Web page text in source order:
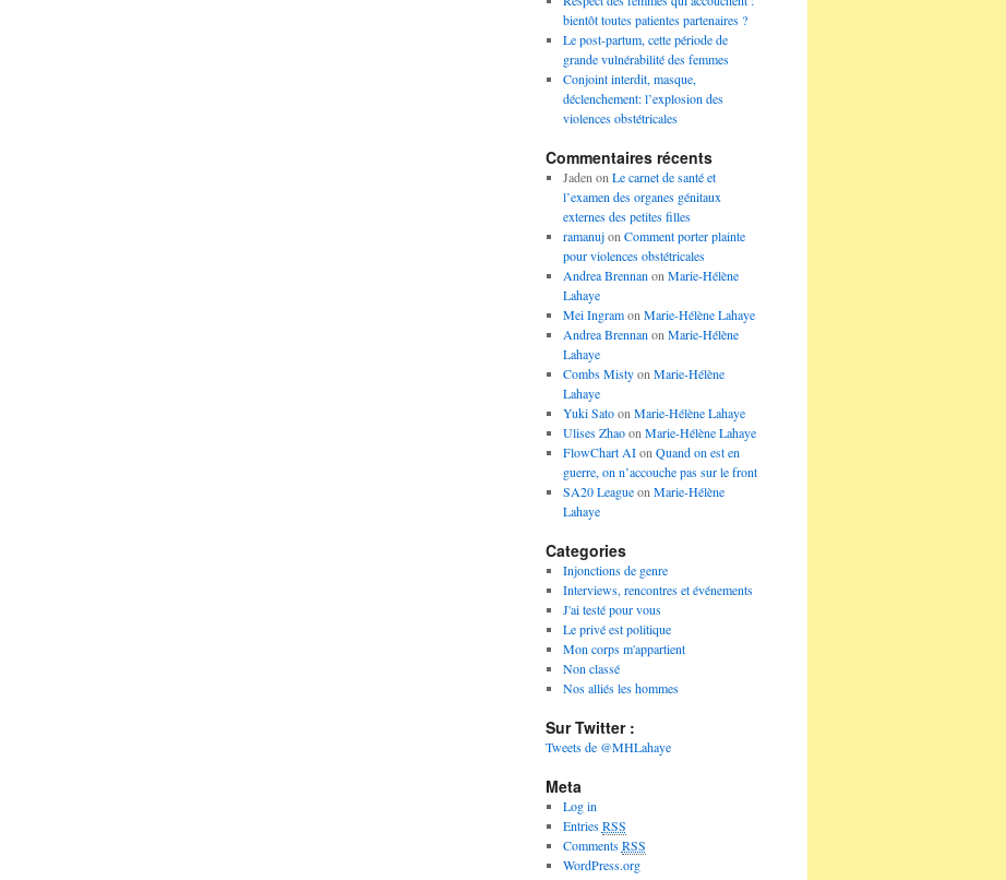
bientôt toutes patientes partenaires ?
Le post-partum, cette période de
grande vulnérabilité des femmes
Conjoint interdit, masque,
déclenchement: l’explosion des
violences obstétricales
Commentaires récents
Jaden on Le carnet de santé et
l’examen des organes génitaux
externes des petites filles
ramanujon Comment porter plainte
pour violences obstétricales
Andrea Brennan on Marie-Hélène
Lahaye
Mei Ingramon Marie-Hélène Lahaye
Andrea Brennan on Marie-Hélène
Lahaye
Combs Mistyon Marie-Hélène
Lahaye
Yuki Satoon Marie-Hélène Lahaye
Ulises Zhaoon Marie-Hélène Lahaye
FlowChart AIon Quand on est en
guerre, on n’accouche pas sur le front
SA20 Leagueon Marie-Hélène
Lahaye
Categories
Injonctions de genre
Interviews, rencontres et événements
J'ai testé pour vous
Le privé est politique
Mon corps m'appartient
Non classé
Nos alliés les hommes
Sur Twitter :
Tweets de @MHLahaye
Meta
Log in
EntriesRSS
CommentsRSS
WordPress.org